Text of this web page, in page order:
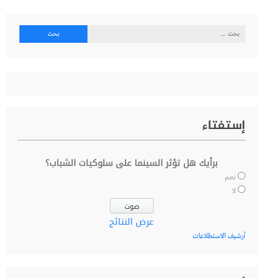
البحث
إستفتاء
برأيك هل تؤثر السينما على سلوكيات الشباب؟
نعم
لا
عرض النتائج
أرشيف الاستطلاعات